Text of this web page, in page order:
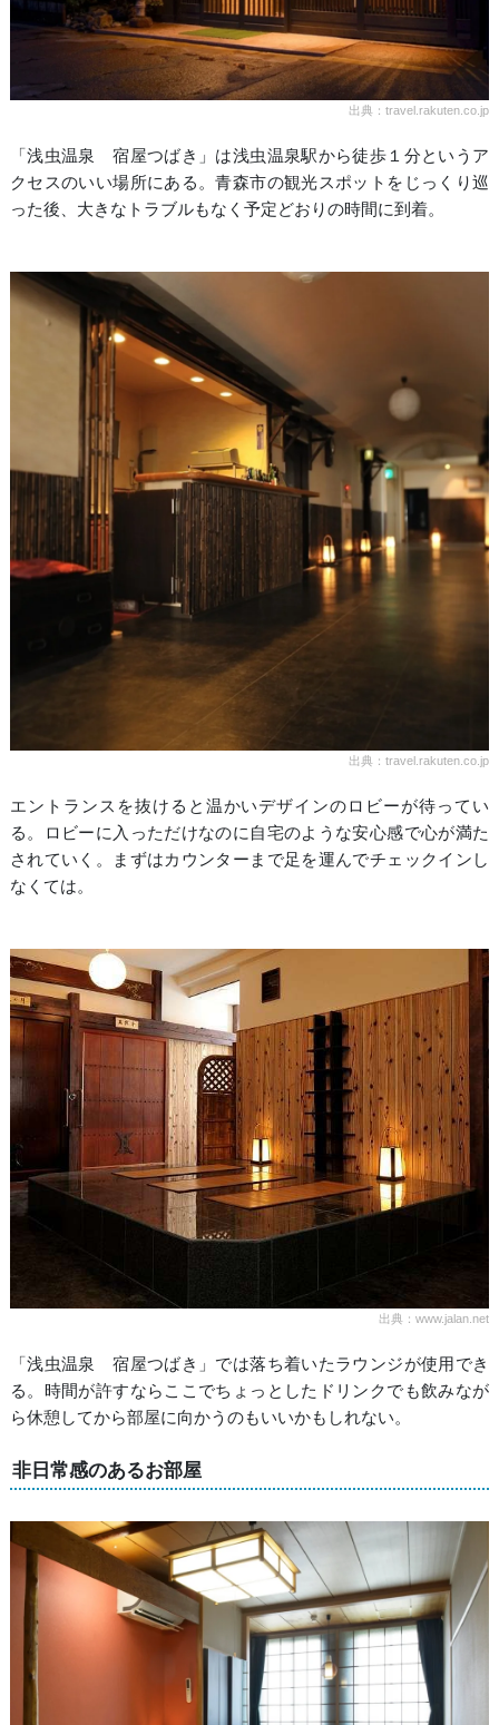
出典：travel.rakuten.co.jp
「浅虫温泉 宿屋つばき」は浅虫温泉駅から徒歩１分というア
クセスのいい場所にある。青森市の観光スポットをじっくり巡
った後、大きなトラブルもなく予定どおりの時間に到着。
出典：travel.rakuten.co.jp
エントランスを抜けると温かいデザインのロビーが待ってい
る。ロビーに入っただけなのに自宅のような安心感で心が満た
されていく。まずはカウンターまで足を運んでチェックインし
なくては。
出典：www.jalan.net
「浅虫温泉 宿屋つばき」では落ち着いたラウンジが使用でき
る。時間が許すならここでちょっとしたドリンクでも飲みなが
ら休憩してから部屋に向かうのもいいかもしれない。
非日常感のあるお部屋